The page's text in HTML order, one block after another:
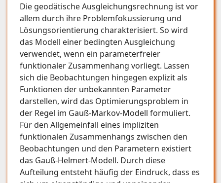
Die geodätische Ausgleichungsrechnung ist vor
allem durch ihre Problemfokussierung und
Lösungsorientierung charakterisiert. So wird
das Modell einer bedingten Ausgleichung
verwendet, wenn ein parameterfreier
funktionaler Zusammenhang vorliegt. Lassen
sich die Beobachtungen hingegen explizit als
Funktionen der unbekannten Parameter
darstellen, wird das Optimierungsproblem in
der Regel im Gauß-Markov-Modell formuliert.
Für den Allgemeinfall eines impliziten
funktionalen Zusammenhangs zwischen den
Beobachtungen und den Parametern existiert
das Gauß-Helmert-Modell. Durch diese
Aufteilung entsteht häufig der Eindruck, dass es